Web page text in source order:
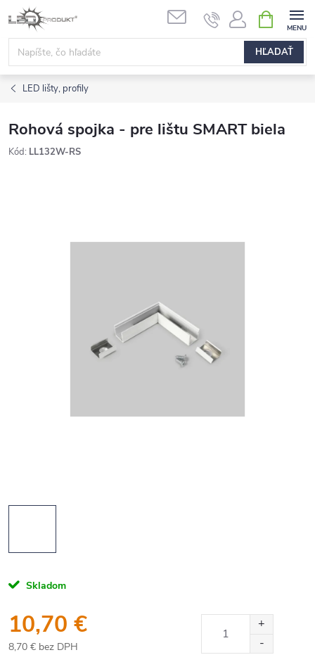
Prejsť
na
obsah
HĽADAŤ
KOŠÍK
LED lišty, profily
Rohová spojka - pre lištu SMART biela
Kód: LL132W-RS
Skladom
10,70 €
8,70 € bez DPH